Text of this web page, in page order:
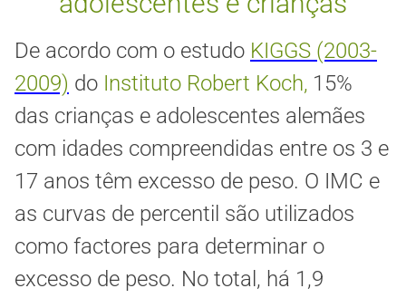
De acordo com o estudo KIGGS (2003-
2009) do Instituto Robert Koch, 15%
das crianças e adolescentes alemães
com idades compreendidas entre os 3 e
17 anos têm excesso de peso. O IMC e
as curvas de percentil são utilizados
como factores para determinar o
excesso de peso. No total, há 1,9